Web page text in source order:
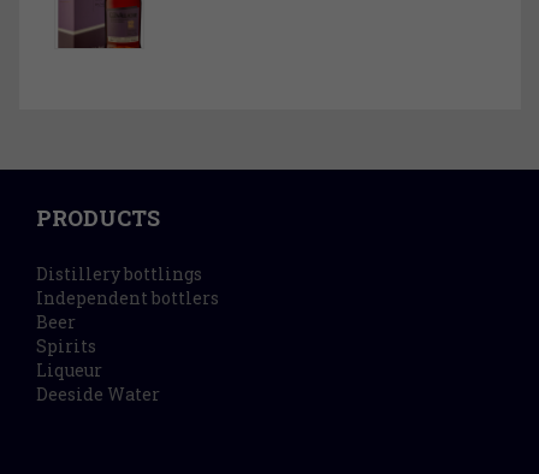
PRODUCTS
Distillery bottlings
Independent bottlers
Beer
Spirits
Liqueur
Deeside Water